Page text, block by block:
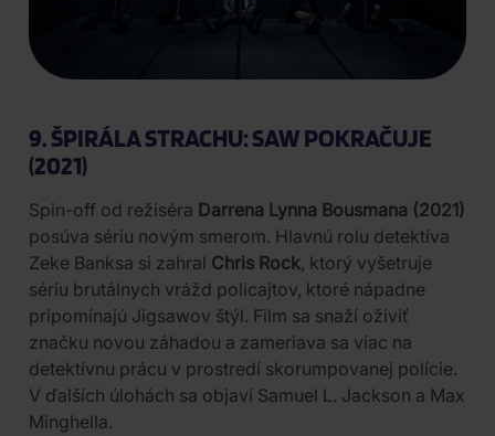
9. ŠPIRÁLA STRACHU: SAW POKRAČUJE
(2021)
Spin-off od režiséra Darrena Lynna Bousmana (2021)
posúva sériu novým smerom. Hlavnú rolu detektíva
Zeke Banksa si zahral Chris Rock, ktorý vyšetruje
sériu brutálnych vrážd policajtov, ktoré nápadne
pripomínajú Jigsawov štýl. Film sa snaží oživiť
značku novou záhadou a zameriava sa viac na
detektívnu prácu v prostredí skorumpovanej polície.
V ďalších úlohách sa objaví Samuel L. Jackson a Max
Minghella.